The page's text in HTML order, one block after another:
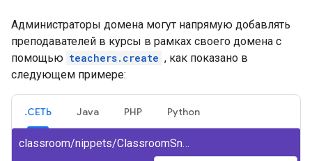
Администраторы домена могут напрямую добавлять
преподавателей в курсы в рамках своего домена с
помощью teachers.create , как показано в
следующем примере:
.СЕТЬ Java PHP Python
classroom/nippets/ClassroomSnippets/AddTeacher.cs